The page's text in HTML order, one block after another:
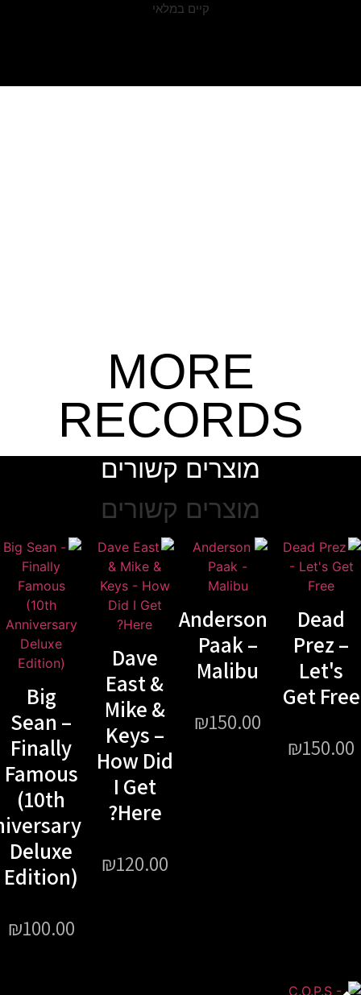
(Orange
קיים במלאי
MORE
RECORDS
מוצרים קשורים
מוצרים קשורים
Get
₪
Anderson
Paak –
Malibu
₪150.00
Dave
East &
Mike &
Keys –
How Did
I Get
Here?
₪120.00
Sean –
Finally
Famous
(10th
Anniversary
Deluxe
Edition)
₪100.00